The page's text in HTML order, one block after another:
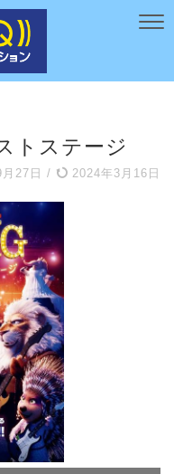
トステージ
27日 / 2024年3月16日